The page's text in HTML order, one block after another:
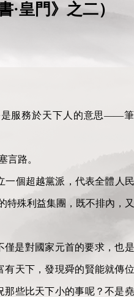
皇門》之二）
是服務於天下人的意思——
言路。
一個超越黨派，代表全體人
特殊利益集團，既不排內，
是對國家元首的要求，也
天下，發現舜的賢能就傳
些比天下小的事呢？不是